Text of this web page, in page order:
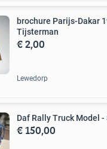
brochure Parijs-Dakar
Tijsterman
€ 2,00
Lewedorp
Daf Rally Truck Model -
€ 150,00